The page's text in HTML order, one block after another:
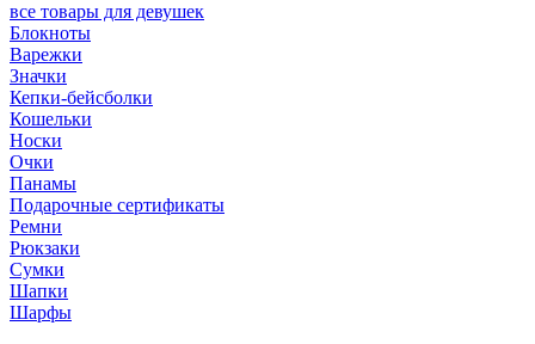
все товары для девушек
Блокноты
Варежки
Значки
Кепки-бейсболки
Кошельки
Носки
Очки
Панамы
Подарочные сертификаты
Ремни
Рюкзаки
Сумки
Шапки
Шарфы